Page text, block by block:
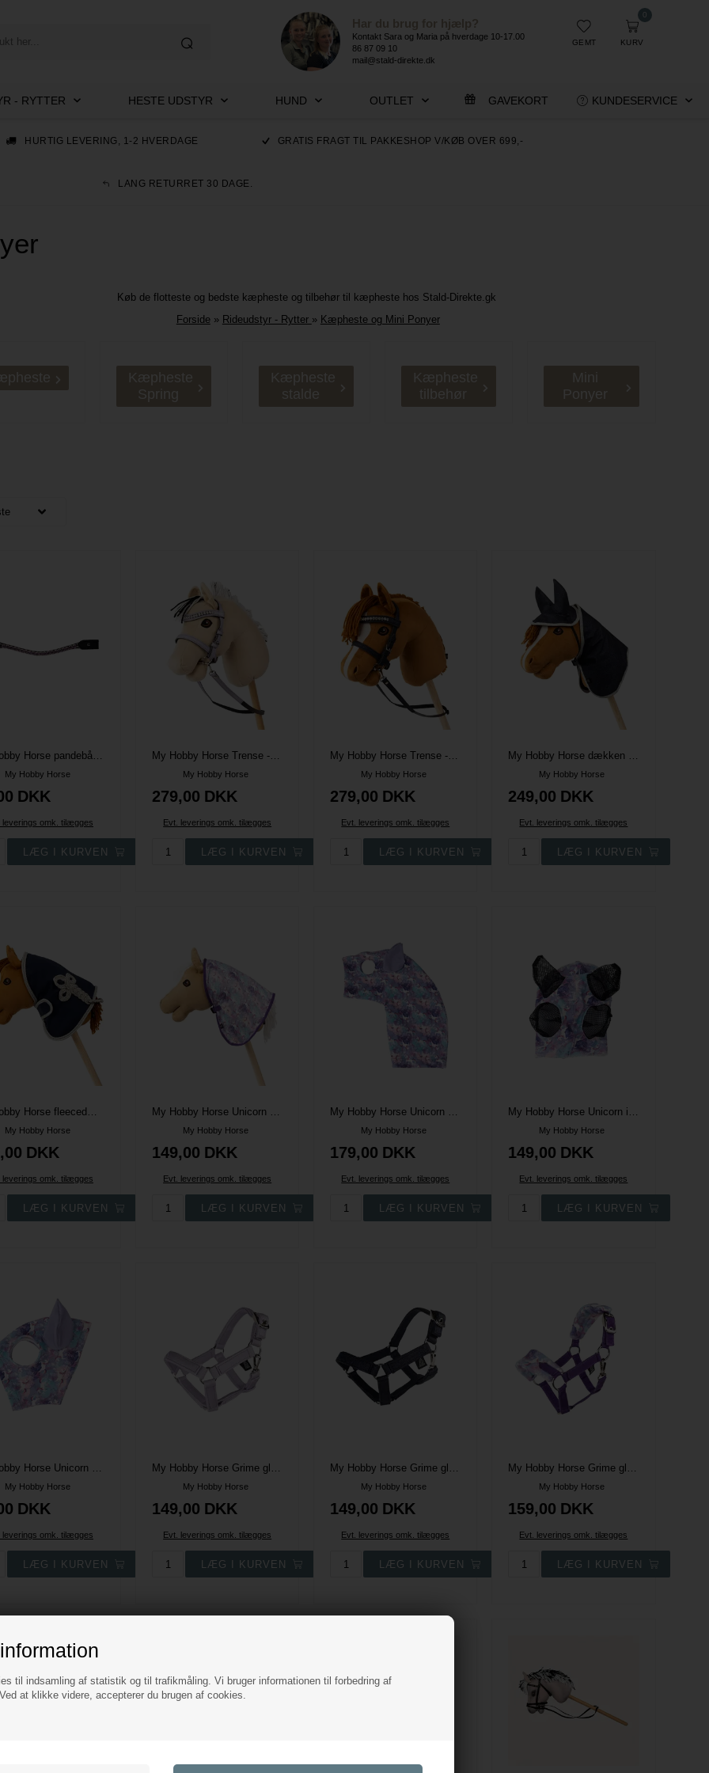
til indsamling af statistik og til trafikmåling. Vi bruger informationen til forbedring af
at klikke videre, accepterer du brugen af cookies.
Har du brug for hjælp?
Kontakt Sara og Maria på hverdage 10-17.00
86 87 09 10
mail@stald-direkte.dk
GEMT
0
KURV
- RYTTER HESTE UDSTYR HUND OUTLET GAVEKORT KUNDESERVICE
HURTIG LEVERING, 1-2 HVERDAGE GRATIS FRAGT TIL PAKKESHOP V/KØB OVER 699,-
LANG RETURRET 30 DAGE.
Køb de flotteste og bedste kæpheste og tilbehør til kæpheste hos Stald-Direkte.gk
Forside» Rideudstyr - Rytter » Kæpheste og Mini Ponyer
Kæpheste
Spring
Kæpheste
stalde
Kæpheste
tilbehør
Mini
Ponyer
My Hobby Horse pandebånd - Sort/lavendel sten
My Hobby Horse
DKK
leverings omk. tilægges
My Hobby Horse Trense - Lavendel glitter
My Hobby Horse
279,00 DKK
Evt. leverings omk. tilægges
My Hobby Horse Trense - Navy glitter
My Hobby Horse
279,00 DKK
Evt. leverings omk. tilægges
My Hobby Horse dækken og hut - Navy Glitter
My Hobby Horse
249,00 DKK
Evt. leverings omk. tilægges
My Hobby Horse fleecedækken - Navy
My Hobby Horse
DKK
leverings omk. tilægges
My Hobby Horse Unicorn fleecedækken
My Hobby Horse
149,00 DKK
Evt. leverings omk. tilægges
My Hobby Horse Unicorn transportdækken
My Hobby Horse
179,00 DKK
Evt. leverings omk. tilægges
My Hobby Horse Unicorn insektmaske
My Hobby Horse
149,00 DKK
Evt. leverings omk. tilægges
My Hobby Horse Unicorn Race Hood til kæphest
My Hobby Horse
DKK
leverings omk. tilægges
My Hobby Horse Grime glitter - Lavendel
My Hobby Horse
149,00 DKK
Evt. leverings omk. tilægges
My Hobby Horse Grime glitter - Navy
My Hobby Horse
149,00 DKK
Evt. leverings omk. tilægges
My Hobby Horse Grime glitter - Unicorn-grime
My Hobby Horse
159,00 DKK
Evt. leverings omk. tilægges